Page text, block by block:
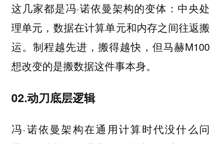
这几家都是冯·诺依曼架构的变体：中央处
理单元，数据在计算单元和内存之间往返搬
运。制程越先进，搬得越快，但马赫M100
想改变的是搬数据这件事本身。
02.动刀底层逻辑
冯·诺依曼架构在通用计算时代没什么问